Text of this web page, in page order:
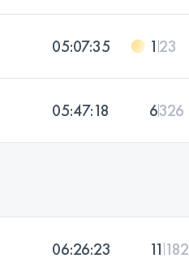
05:07:35 1 23
05:47:18 6326
06:26:23 11 182